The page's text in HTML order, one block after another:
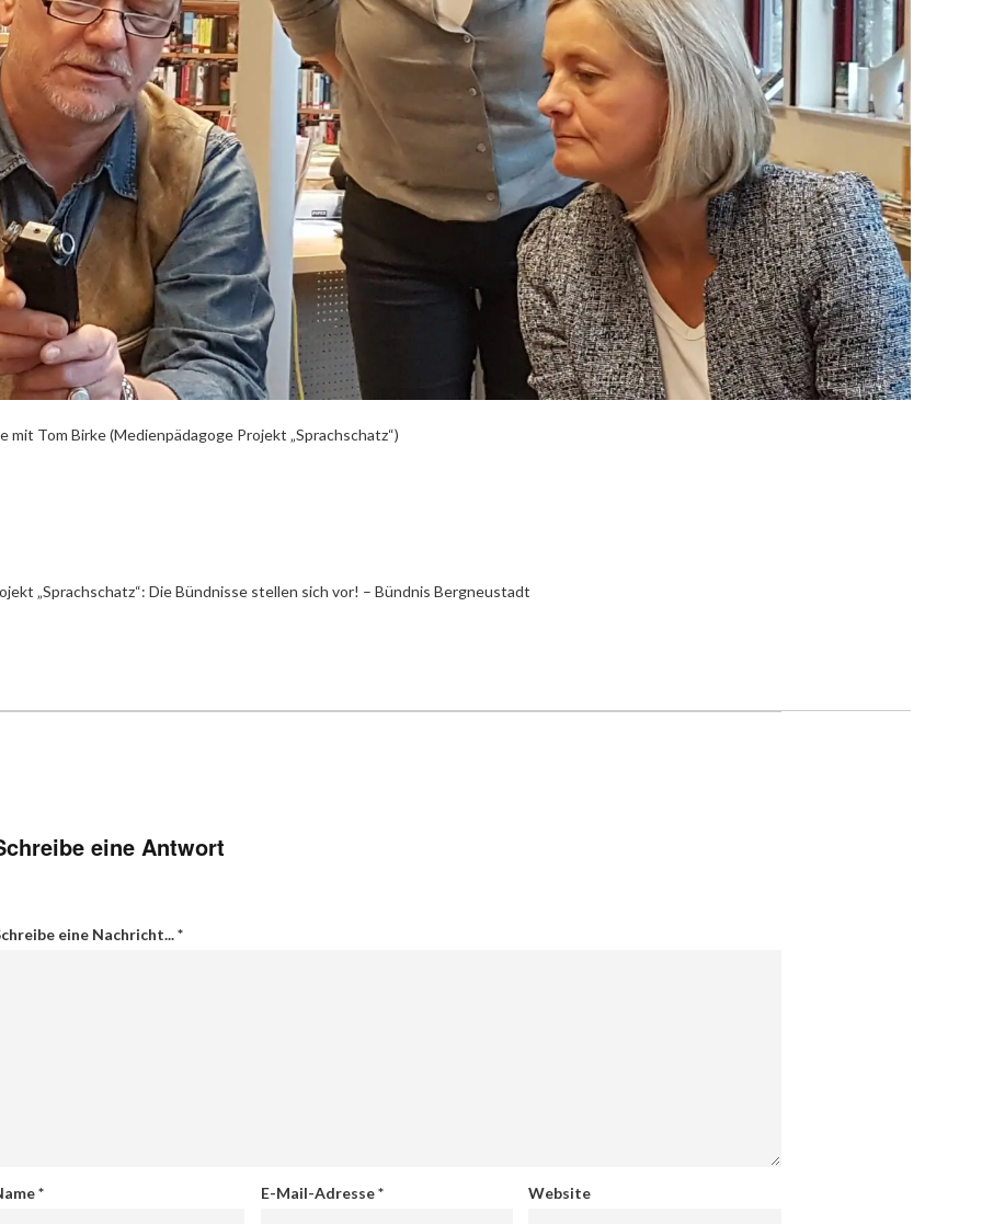
mit Tom Birke (Medienpädagoge Projekt „Sprachschatz“)
„Sprachschatz“: Die Bündnisse stellen sich vor! – Bündnis Bergneustadt
eine Antwort
eine Nachricht...*
* E-Mail-Adresse* Website